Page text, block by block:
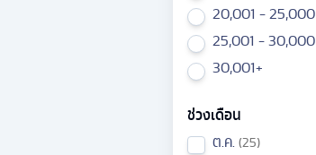
20,001 - 25,000
25,001 - 30,000
30,001+
ช่วงเดือน
ต.ค. 25